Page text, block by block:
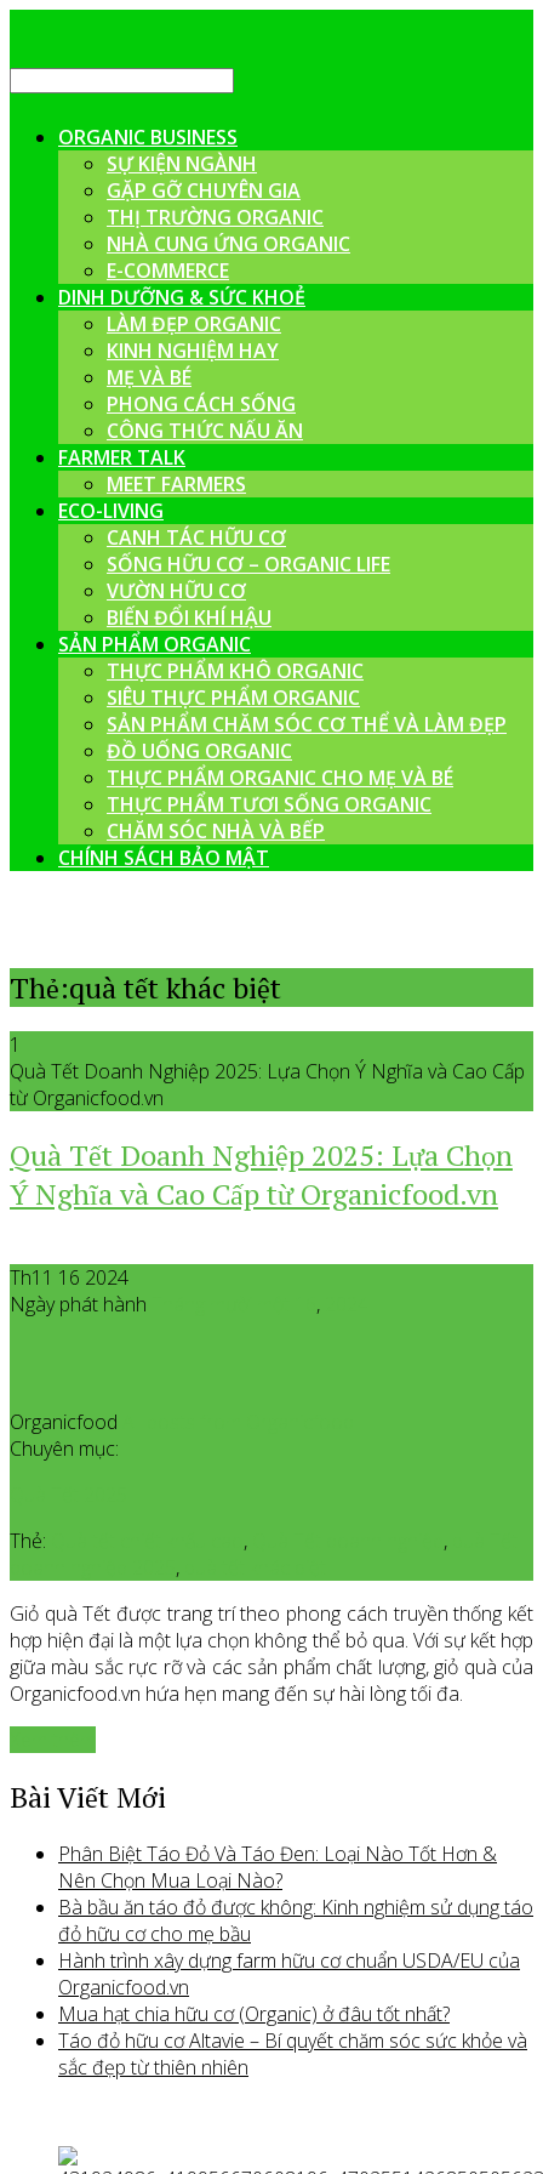
ORGANIC BUSINESS
SỰ KIỆN NGÀNH
GẶP GỠ CHUYÊN GIA
THỊ TRƯỜNG ORGANIC
NHÀ CUNG ỨNG ORGANIC
E-COMMERCE
DINH DƯỠNG & SỨC KHOẺ
LÀM ĐẸP ORGANIC
KINH NGHIỆM HAY
MẸ VÀ BÉ
PHONG CÁCH SỐNG
CÔNG THỨC NẤU ĂN
FARMER TALK
MEET FARMERS
ECO-LIVING
CANH TÁC HỮU CƠ
SỐNG HỮU CƠ – ORGANIC LIFE
VƯỜN HỮU CƠ
BIẾN ĐỔI KHÍ HẬU
SẢN PHẨM ORGANIC
THỰC PHẨM KHÔ ORGANIC
SIÊU THỰC PHẨM ORGANIC
SẢN PHẨM CHĂM SÓC CƠ THỂ VÀ LÀM ĐẸP
ĐỒ UỐNG ORGANIC
THỰC PHẨM ORGANIC CHO MẸ VÀ BÉ
THỰC PHẨM TƯƠI SỐNG ORGANIC
CHĂM SÓC NHÀ VÀ BẾP
CHÍNH SÁCH BẢO MẬT
Thẻ:quà tết khác biệt
1
Quà Tết Doanh Nghiệp 2025: Lựa Chọn Ý Nghĩa và Cao Cấp
từ Organicfood.vn
Quà Tết Doanh Nghiệp 2025: Lựa Chọn
Ý Nghĩa và Cao Cấp từ Organicfood.vn
Th11 16 2024
Ngày phát hành
,
Organicfood
Chuyên mục:
Thẻ:
, ,
,
Giỏ quà Tết được trang trí theo phong cách truyền thống kết
hợp hiện đại là một lựa chọn không thể bỏ qua. Với sự kết hợp
giữa màu sắc rực rỡ và các sản phẩm chất lượng, giỏ quà của
Organicfood.vn hứa hẹn mang đến sự hài lòng tối đa.
Bài Viết Mới
Phân Biệt Táo Đỏ Và Táo Đen: Loại Nào Tốt Hơn &
Nên Chọn Mua Loại Nào?
Bà bầu ăn táo đỏ được không: Kinh nghiệm sử dụng táo
đỏ hữu cơ cho mẹ bầu
Hành trình xây dựng farm hữu cơ chuẩn USDA/EU của
Organicfood.vn
Mua hạt chia hữu cơ (Organic) ở đâu tốt nhất?
Táo đỏ hữu cơ Altavie – Bí quyết chăm sóc sức khỏe và
sắc đẹp từ thiên nhiên